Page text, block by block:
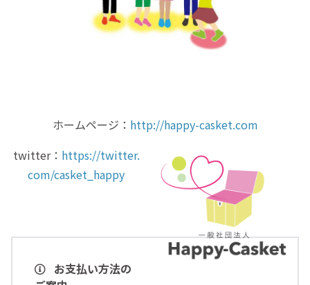
ホームページ： http://happy-casket.com
twitter： https://twitter.
com/casket_happy
お支払い方法の